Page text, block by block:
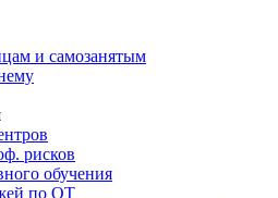
и самозанятым
рисков
обучения
по ОТ